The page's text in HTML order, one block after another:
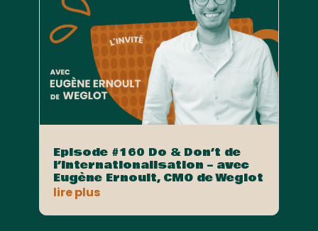
Episode #160 Do & Don’t de
l’internationalisation – avec
Eugène Ernoult, CMO de Weglot
lire plus